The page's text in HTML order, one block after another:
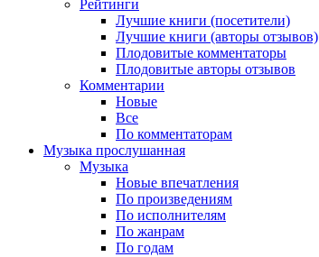
Рейтинги
Лучшие книги (посетители)
Лучшие книги (авторы отзывов)
Плодовитые комментаторы
Плодовитые авторы отзывов
Комментарии
Новые
Все
По комментаторам
Музыка прослушанная
Музыка
Новые впечатления
По произведениям
По исполнителям
По жанрам
По годам